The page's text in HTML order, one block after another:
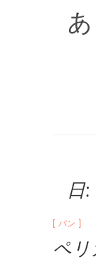
日:
パン
ペ